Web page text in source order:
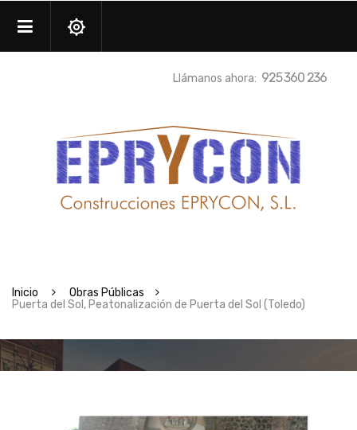
Llámanos ahora: 925 360 236
Inicio
Obras Públicas
Puerta del Sol, Peatonalización de Puerta del Sol (Toledo)